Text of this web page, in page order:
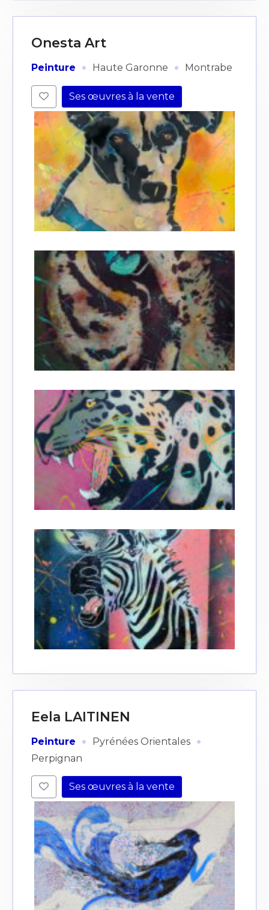
Onesta Art
Peinture · Haute Garonne · Montrabe
Ses œuvres à la vente
Eela LAITINEN
Peinture · Pyrénées Orientales ·
Perpignan
Ses œuvres à la vente